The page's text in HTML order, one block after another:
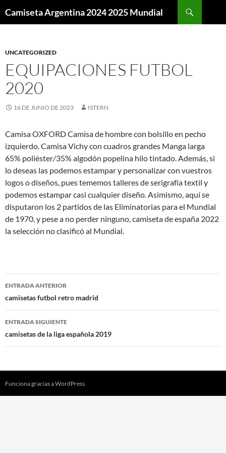
Camiseta Argentina 2024 2025 Mundial
UNCATEGORIZED
EQUIPACIONES FUTBOL
2020
16 DE JUNIO DE 2023 ISTERN
Camisa OXFORD Camisa de hombre con bolsillo en pecho
izquierdo. Camisa Vichy con cuadros grandes Manga larga
65% poliéster/35% algodón popelina hilo tintado. Además, si
lo deseas las podemos estampar y personalizar con vuestros
logos o diseños, pues tememos talleres de serigrafía textil y
podemos estampar casi cualquier diseño. Asimismo, aquí se
disputaron los 2 partidos de las Eliminatorias para el Mundial
de 1970, y pese a no perder ninguno, camiseta de españa 2022
la selección no clasificó al Mundial.
Navegación
de
entradas
ENTRADA ANTERIOR
camisetas futbol retro madrid
ENTRADA SIGUIENTE
camisetas de la liga española 2019
Funciona gracias a WordPress